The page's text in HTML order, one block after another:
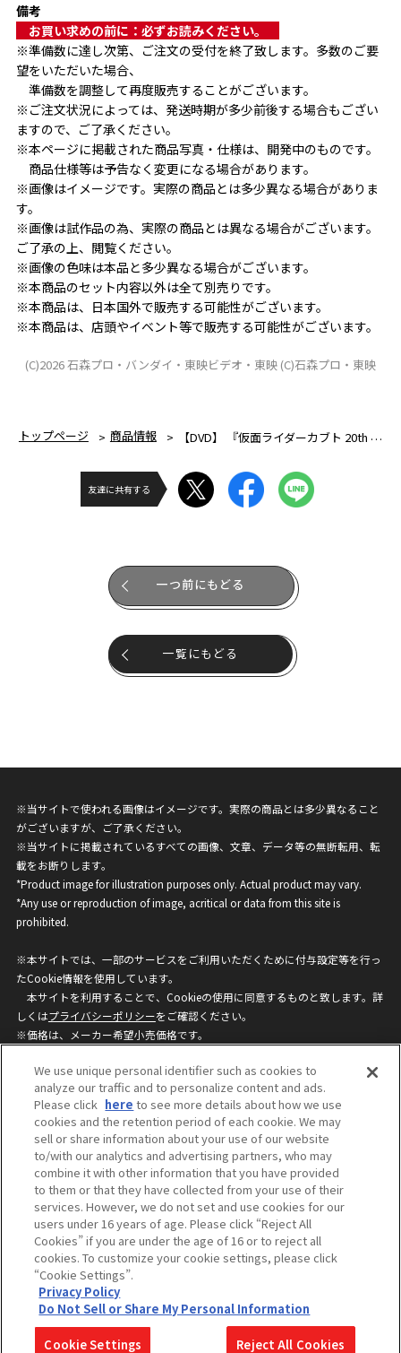
備考
お買い求めの前に：必ずお読みください。
※準備数に達し次第、ご注文の受付を終了致します。多数のご要
望をいただいた場合、
準備数を調整して再度販売することがございます。
※ご注文状況によっては、発送時期が多少前後する場合もござい
ますので、ご了承ください。
※本ページに掲載された商品写真・仕様は、開発中のものです。
商品仕様等は予告なく変更になる場合があります。
※画像はイメージです。実際の商品とは多少異なる場合がありま
す。
※画像は試作品の為、実際の商品とは異なる場合がございます。
ご了承の上、閲覧ください。
※画像の色味は本品と多少異なる場合がございます。
※本商品のセット内容以外は全て別売りです。
※本商品は、日本国外で販売する可能性がございます。
※本商品は、店頭やイベント等で販売する可能性がございます。
(C)2026 石森プロ・バンダイ・東映ビデオ・東映 (C)石森プロ・東映
トップページ 商品情報 【DVD】 『仮面ライダーカブト 20th 天を継ぐもの』 CSMアトラスゼクター同梱版
友達に共有する
一つ前にもどる
一覧にもどる
※当サイトで使われる画像はイメージです。実際の商品とは多少異なること
がございますが、ご了承ください。
※当サイトに掲載されているすべての画像、文章、データ等の無断転用、転
載をお断りします。
*Product image for illustration purposes only. Actual product may vary.
*Any use or reproduction of image, acritical or data from this site is
prohibited.
※本サイトでは、一部のサービスをご利用いただくために付与設定等を行っ
たCookie情報を使用しています。
本サイトを利用することで、Cookieの使用に同意するものと致します。詳
しくはプライバシーポリシーをご確認ください。
※価格は、メーカー希望小売価格です。
ざいますのでご了承ください。
privacypolicy
Do Not Sell or Share My
Personal Information
ウェブサイトご利用条件
ソーシャルメディアポリシー
個人情報保護方針
お問い合わせ
©BANDAI
コピーライト一覧を表示する
We use unique personal identifier such as cookies to
analyze our traffic and to personalize content and ads.
Please click here to see more details about how we use
cookies and the retention period of each cookie. We may
sell or share information about your use of our website
to/with our analytics and advertising partners, who may
combine it with other information that you have provided
to them or that they have collected from your use of their
services. However, we do not set and use cookies for our
users under 16 years of age. Please click “Reject All
Cookies” if you are under the age of 16 or to reject all
cookies. To customize your cookie settings, please click
“Cookie Settings”.
Privacy Policy
Do Not Sell or Share My Personal Information
Cookie Settings Reject All Cookies